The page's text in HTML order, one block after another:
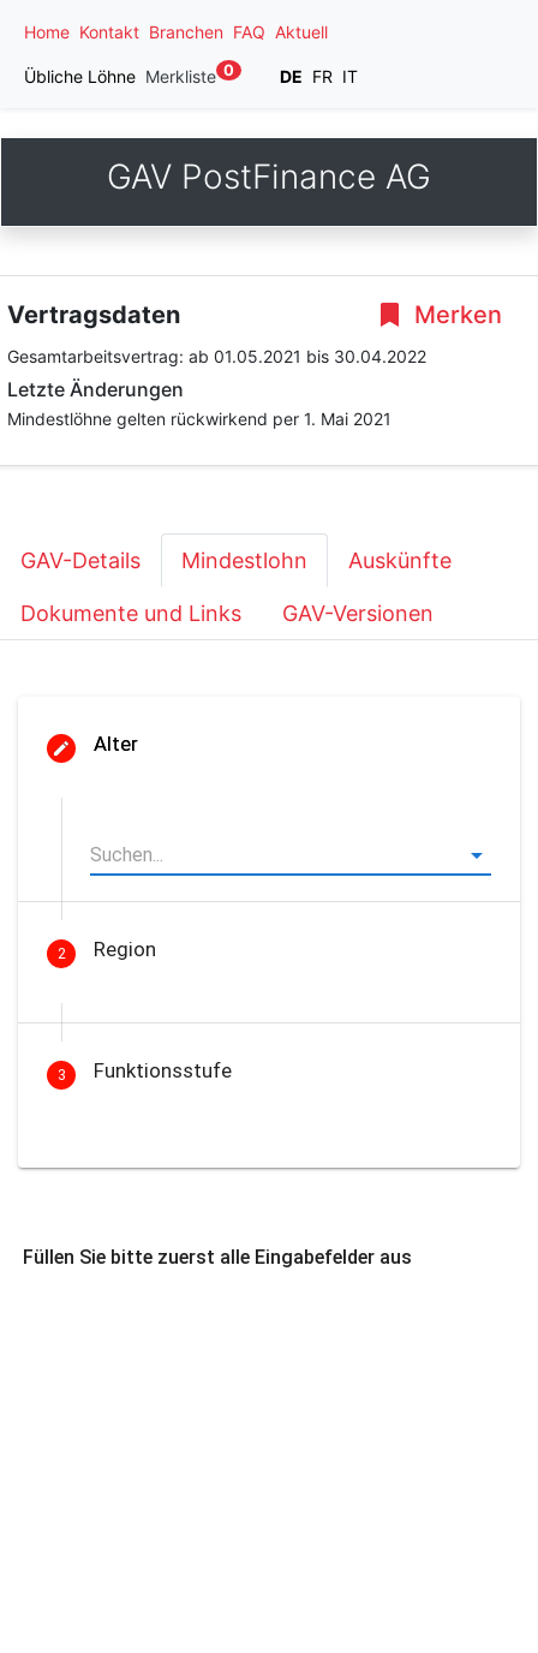
Home Kontakt Branchen FAQ Aktuell
Übliche Löhne Merkliste 0 DE FR IT
GAV PostFinance AG
Merken
Vertragsdaten
Gesamtarbeitsvertrag: ab 01.05.2021 bis 30.04.2022
Letzte Änderungen
Mindestlöhne gelten rückwirkend per 1. Mai 2021
GAV-Details Mindestlohn Auskünfte
Dokumente und Links GAV-Versionen
Alter
2 Region
3 Funktionsstufe
Füllen Sie bitte zuerst alle Eingabefelder aus